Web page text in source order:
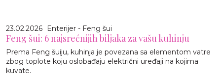
23.02.2026 Enterijer - Feng šui
Feng šui: 6 najsrećnijih biljaka za vašu kuhinju
Prema Feng šuiju, kuhinja je povezana sa elementom vatre
zbog toplote koju oslobađaju električni uređaji na kojima
kuvate.